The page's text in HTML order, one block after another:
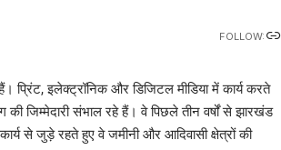
FOLLOW:
इलेक्ट्रॉनिक और डिजिटल मीडिया में कार्य करते
जिम्मेदारी संभाल रहे हैं। वे पिछले तीन वर्षों से झारखंड
से जुड़े रहते हुए वे जमीनी और आदिवासी क्षेत्रों की